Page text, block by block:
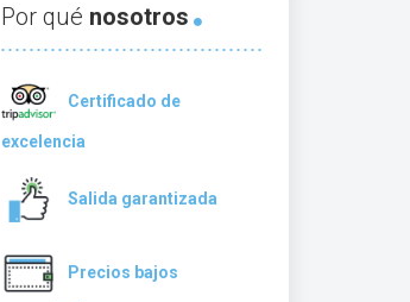
Por qué nosotros
Certificado de
excelencia
Salida garantizada
Precios bajos